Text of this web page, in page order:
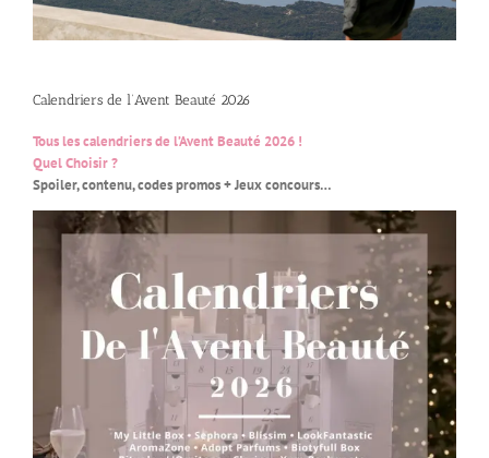
Calendriers de l’Avent Beauté 2026
Tous les calendriers de l’Avent Beauté 2026 !
Quel Choisir ?
Spoiler, contenu, codes promos + Jeux concours…